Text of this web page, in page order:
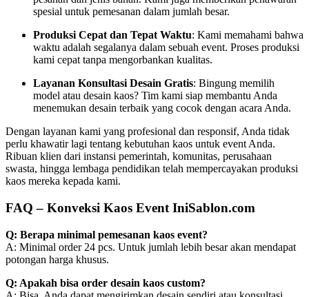
spesial untuk pemesanan dalam jumlah besar.
Produksi Cepat dan Tepat Waktu: Kami memahami bahwa
waktu adalah segalanya dalam sebuah event. Proses produksi
kami cepat tanpa mengorbankan kualitas.
Layanan Konsultasi Desain Gratis: Bingung memilih
model atau desain kaos? Tim kami siap membantu Anda
menemukan desain terbaik yang cocok dengan acara Anda.
Dengan layanan kami yang profesional dan responsif, Anda tidak
perlu khawatir lagi tentang kebutuhan kaos untuk event Anda.
Ribuan klien dari instansi pemerintah, komunitas, perusahaan
swasta, hingga lembaga pendidikan telah mempercayakan produksi
kaos mereka kepada kami.
FAQ – Konveksi Kaos Event IniSablon.com
Q: Berapa minimal pemesanan kaos event?
A: Minimal order 24 pcs. Untuk jumlah lebih besar akan mendapat
potongan harga khusus.
Q: Apakah bisa order desain kaos custom?